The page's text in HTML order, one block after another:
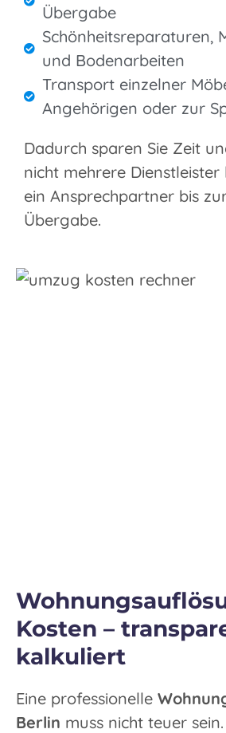
Übergabe
Schönheitsreparaturen,
und Bodenarbeiten
Transport einzelner
Angehörigen oder zur
Dadurch sparen Sie Zeit
nicht mehrere
ein Ansprechpartner bis
Übergabe.
Kosten –
kalkuliert
Eine professionelle
Berlin muss nicht teuer